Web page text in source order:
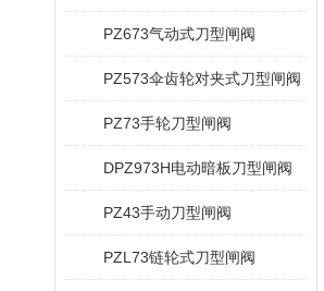
PZ673气动式刀型闸阀
PZ573伞齿轮对夹式刀型闸阀
PZ73手轮刀型闸阀
DPZ973H电动暗板刀型闸阀
PZ43手动刀型闸阀
PZL73链轮式刀型闸阀